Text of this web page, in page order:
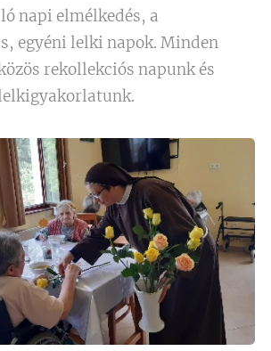
napi elmélkedés, a
egyéni lelki napok. Minden
rekollekciós napunk és